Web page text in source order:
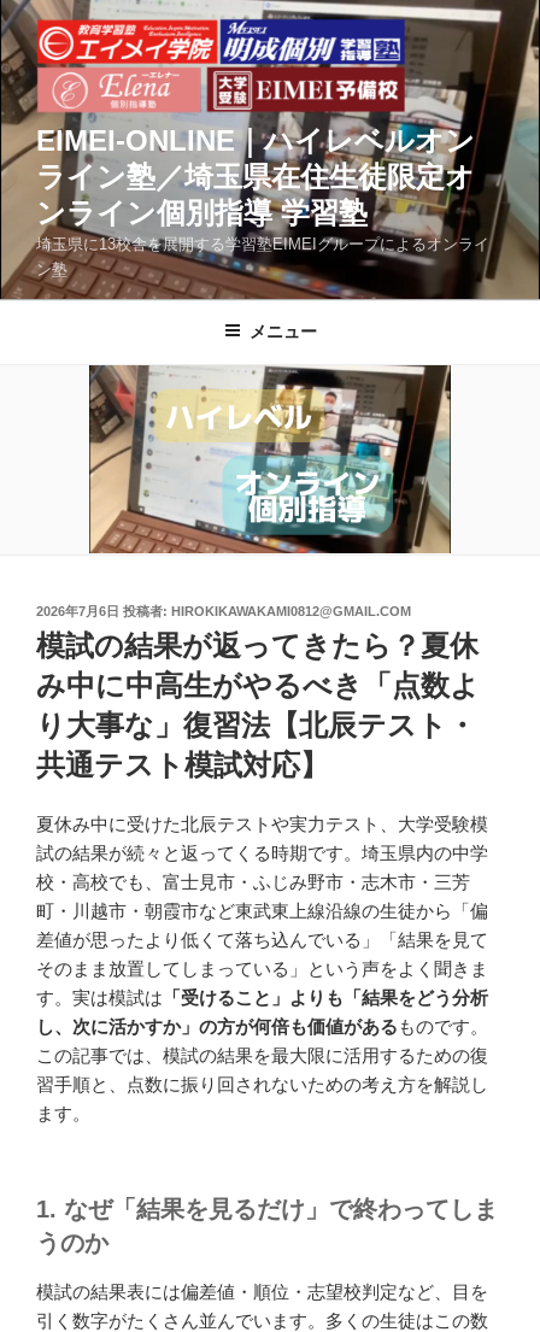
コ
ン
テ
ン
ツ
へ
プ
EIMEI-ONLINE｜ハイレベルオン
ライン塾／埼玉県在住生徒限定オ
ンライン個別指導 学習塾
埼玉県に13校舎を展開する学習塾EIMEIグループによるオンライ
ン塾
メニュー
投
稿
日:
2026年7月6日 投稿者: HIROKIKAWAKAMI0812@GMAIL.COM
模試の結果が返ってきたら？夏休
み中に中高生がやるべき「点数よ
り大事な」復習法【北辰テスト・
共通テスト模試対応】
夏休み中に受けた北辰テストや実力テスト、大学受験模
試の結果が続々と返ってくる時期です。埼玉県内の中学
校・高校でも、富士見市・ふじみ野市・志木市・三芳
町・川越市・朝霞市など東武東上線沿線の生徒から「偏
差値が思ったより低くて落ち込んでいる」「結果を見て
そのまま放置してしまっている」という声をよく聞きま
す。実は模試は 「受けること」よりも「結果をどう分析
し、次に活かすか」の方が何倍も価値がある ものです。
この記事では、模試の結果を最大限に活用するための復
習手順と、点数に振り回されないための考え方を解説し
ます。
1. なぜ「結果を見るだけ」で終わってしま
うのか
模試の結果表には偏差値・順位・志望校判定など、目を
引く数字がたくさん並んでいます。多くの生徒はこの数